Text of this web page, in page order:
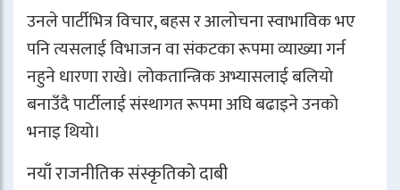
उनले पार्टीभित्र विचार, बहस र आलोचना स्वाभाविक भए
पनि त्यसलाई विभाजन वा संकटका रूपमा व्याख्या गर्न
नहुने धारणा राखे। लोकतान्त्रिक अभ्यासलाई बलियो
बनाउँदै पार्टीलाई संस्थागत रूपमा अघि बढाइने उनको
भनाइ थियो।
नयाँ राजनीतिक संस्कृतिको दाबी